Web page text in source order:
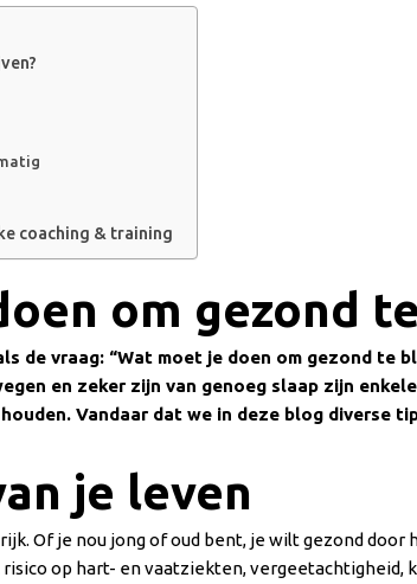
coaching & training
om gezond
de vraag: “Wat moet je doen om gezond
en zeker zijn van genoeg slaap zijn
Vandaar dat we in deze blog diverse
je leven
Of je nou jong of oud bent, je wilt gezond
op hart- en vaatziekten,